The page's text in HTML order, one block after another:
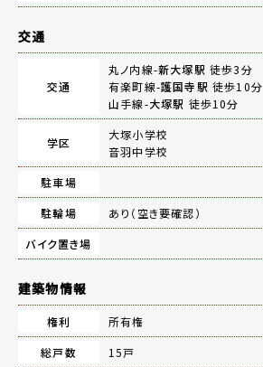
交通
交通
丸ノ内線-新大塚駅 徒歩3分
有楽町線-護国寺駅 徒歩10分
山手線-大塚駅 徒歩10分
学区
大塚小学校
音羽中学校
駐車場
駐輪場
あり（空き要確認）
バイク置き場
建築物情報
権利
所有権
総戸数
15戸